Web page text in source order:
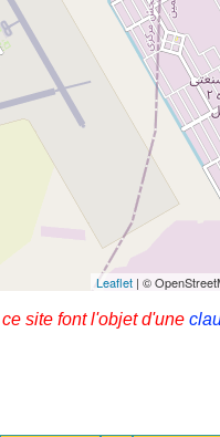
Leaflet | ©
site font l'objet d'une